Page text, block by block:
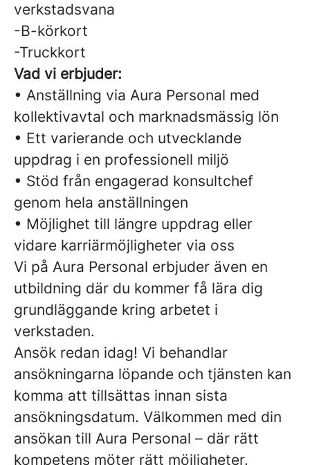
verkstadsvana
-B-körkort
-Truckkort
Vad vi erbjuder:
• Anställning via Aura Personal med
kollektivavtal och marknadsmässig lön
• Ett varierande och utvecklande
uppdrag i en professionell miljö
• Stöd från engagerad konsultchef
genom hela anställningen
• Möjlighet till längre uppdrag eller
vidare karriärmöjligheter via oss
Vi på Aura Personal erbjuder även en
utbildning där du kommer få lära dig
grundläggande kring arbetet i
verkstaden.
Ansök redan idag! Vi behandlar
ansökningarna löpande och tjänsten kan
komma att tillsättas innan sista
ansökningsdatum. Välkommen med din
ansökan till Aura Personal – där rätt
kompetens möter rätt möjligheter.